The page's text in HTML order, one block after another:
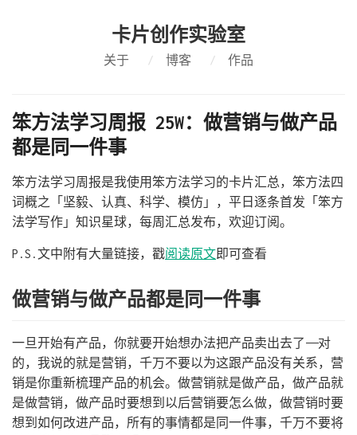
卡片创作实验室
关于 / 博客 / 作品
笨方法学习周报 25W：做营销与做产品
都是同一件事
笨方法学习周报是我使用笨方法学习的卡片汇总，笨方法四
词概之「坚毅、认真、科学、模仿」，平日逐条首发「笨方
法学写作」知识星球，每周汇总发布，欢迎订阅。
P.S.文中附有大量链接，戳阅读原文即可查看
做营销与做产品都是同一件事
一旦开始有产品，你就要开始想办法把产品卖出去了——对
的，我说的就是营销，千万不要以为这跟产品没有关系，营
销是你重新梳理产品的机会。做营销就是做产品，做产品就
是做营销，做产品时要想到以后营销要怎么做，做营销时要
想到如何改进产品，所有的事情都是同一件事，千万不要将